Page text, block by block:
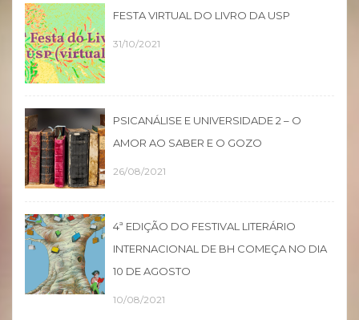
FESTA VIRTUAL DO LIVRO DA USP
31/10/2021
PSICANÁLISE E UNIVERSIDADE 2 – O
AMOR AO SABER E O GOZO
26/08/2021
4ª EDIÇÃO DO FESTIVAL LITERÁRIO
INTERNACIONAL DE BH COMEÇA NO DIA
10 DE AGOSTO
10/08/2021